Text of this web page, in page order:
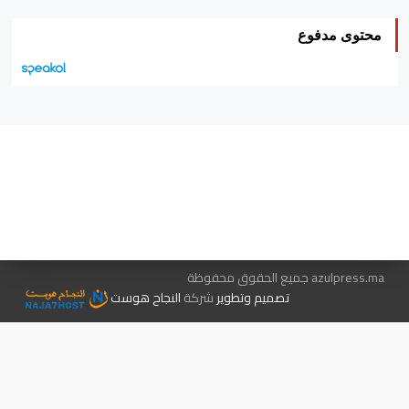
محتوى مدفوع
azulpress.ma جميع الحقوق محفوظة
تصميم وتطويرشركةالنجاح هوست